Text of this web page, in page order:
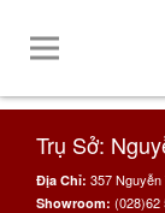
Trụ Sở:
Địa Chỉ: 357
Showroom: (028)62